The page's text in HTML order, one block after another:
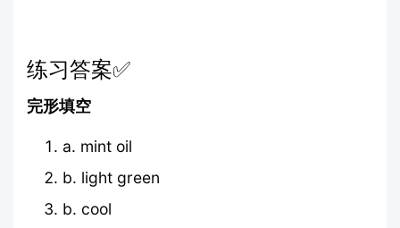
练习答案✅
完形填空
a. mint oil
b. light green
b. cool